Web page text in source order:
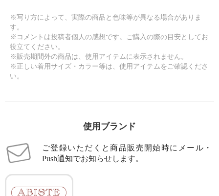
※写り方によって、実際の商品と色味等が異なる場合がありま
す。
※コメントは投稿者個人の感想です。ご購入の際の目安としてお
役立てください。
※販売期間外の商品は、使用アイテムに表示されません。
※正しい着用サイズ・カラー等は、使用アイテムをご確認くださ
い。
使用ブランド
ご登録いただくと商品販売開始時にメール・
Push通知でお知らせします。